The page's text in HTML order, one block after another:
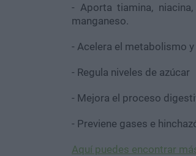
- Aporta tiamina,
manganeso.
- Acelera el metabolismo
- Regula niveles de azúcar
- Mejora el proceso
- Previene gases e
Aquí puedes encontrar